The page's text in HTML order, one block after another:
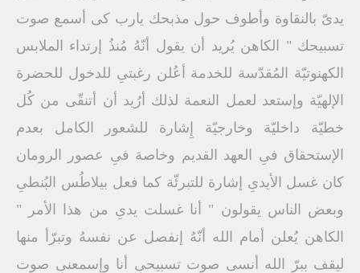
يدىّ بالنقاوة وأطوف حول مذبحك يارب كى أسمع صوت
تسبيحك " الكاهن يُريد أن يقول أنّهُ مُنذُ إرتداء الملابس
الكهنوتيّة المُقدّسة للخدمة أعُلن رغبتىِ للدخول للحضرة
الإلهيّة وإستعد لعمل النعمة لذلك أرُيد أن أتنقّى من كُل
خطيّة داخليّة وخارجيّة إِشارة للشعور الكامل بعدم
الإستحقاق فىِ العهد القديم وخاصة فىِ عصور الرومان
كان غسل الأيدىِ إشارة للتبرئّة كما فعل بيلاطُس البُنطىِ
وبعض الناس يقولون " أنا غسلت يدىِ من هذا الأمر "
الكاهن يُعلن أمام الله أنّهُ إنفصل عن نفسهُ وتبرّأ منها
ليقف ببرّ الله أنسى صوت تسبيحىِ أنا وإسمعنىِ صوت